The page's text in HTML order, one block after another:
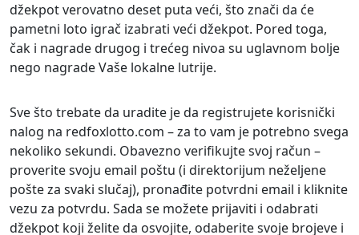
džekpot verovatno deset puta veći, što znači da će
pametni loto igrač izabrati veći džekpot. Pored toga,
čak i nagrade drugog i trećeg nivoa su uglavnom bolje
nego nagrade Vaše lokalne lutrije.
Sve što trebate da uradite je da registrujete korisnički
nalog na redfoxlotto.com – za to vam je potrebno svega
nekoliko sekundi. Obavezno verifikujte svoj račun –
proverite svoju email poštu (i direktorijum neželjene
pošte za svaki slučaj), pronađite potvrdni email i kliknite
vezu za potvrdu. Sada se možete prijaviti i odabrati
džekpot koji želite da osvojite, odaberite svoje brojeve i